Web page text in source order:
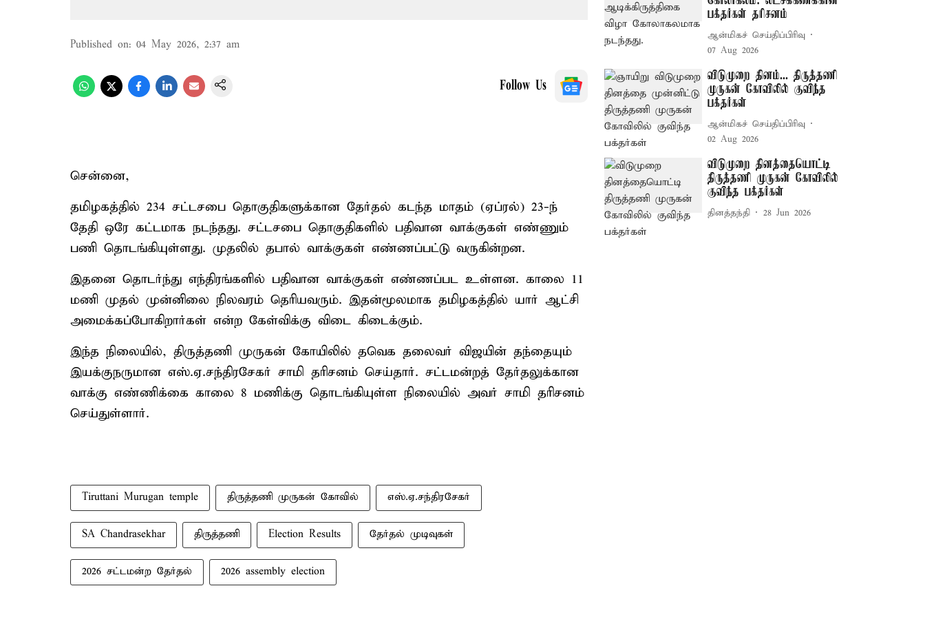
Published on: 04 May 2026, 2:37 am
Follow Us
சென்னை,
தமிழகத்தில் 234 சட்டசபை தொகுதிகளுக்கான தேர்தல் கடந்த மாதம் (ஏப்ரல்) 23-ந்
தேதி ஒரே கட்டமாக நடந்தது. சட்டசபை தொகுதிகளில் பதிவான வாக்குகள் எண்ணும்
பணி தொடங்கியுள்ளது. முதலில் தபால் வாக்குகள் எண்ணப்பட்டு வருகின்றன.
இதனை தொடர்ந்து எந்திரங்களில் பதிவான வாக்குகள் எண்ணப்பட உள்ளன. காலை 11
மணி முதல் முன்னிலை நிலவரம் தெரியவரும். இதன்மூலமாக தமிழகத்தில் யார் ஆட்சி
அமைக்கப்போகிறார்கள் என்ற கேள்விக்கு விடை கிடைக்கும்.
இந்த நிலையில், திருத்தணி முருகன் கோயிலில் தவெக தலைவர் விஜயின் தந்தையும்
இயக்குநருமான எஸ்.ஏ.சந்திரசேகர் சாமி தரிசனம் செய்தார். சட்டமன்றத் தேர்தலுக்கான
வாக்கு எண்ணிக்கை காலை 8 மணிக்கு தொடங்கியுள்ள நிலையில் அவர் சாமி தரிசனம்
செய்துள்ளார்.
Tiruttani Murugan temple திருத்தணி முருகன் கோவில் எஸ்.ஏ.சந்திரசேகர்
SA Chandrasekhar திருத்தணி Election Results தேர்தல் முடிவுகள்
2026 சட்டமன்ற தேர்தல் 2026 assembly election
பக்தர்கள் தரிசனம்
ஆன்மிகச் செய்திப்பிரிவு
07 Aug 2026
விடுமுறை தினம்... திருத்தணி
முருகன் கோவிலில் குவிந்த
பக்தர்கள்
ஆன்மிகச் செய்திப்பிரிவு
02 Aug 2026
விடுமுறை தினத்தையொட்டி
திருத்தணி முருகன் கோவிலில்
குவிந்த பக்தர்கள்
தினத்தந்தி 28 Jun 2026